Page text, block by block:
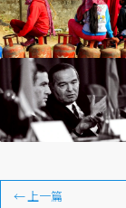
←上一篇